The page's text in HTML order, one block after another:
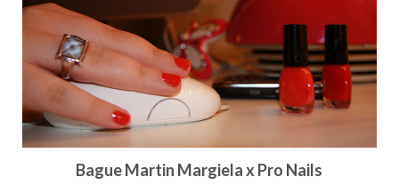
Bague Martin Margiela x Pro Nails